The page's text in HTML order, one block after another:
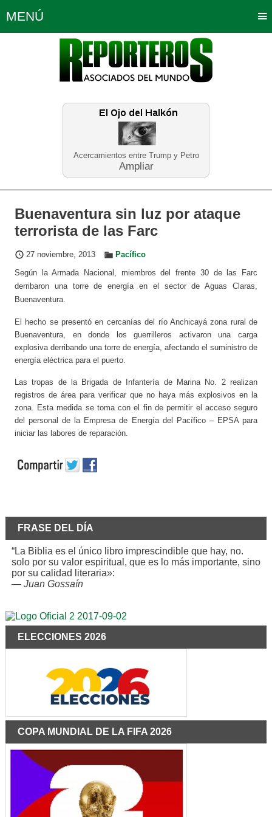
Acercamientos entre Trump y Petro
Ampliar
MENÚ
Política Opinión Bogotá
Planeta Tierra Deportes
Educación Neira
Buenaventura sin luz por ataque
terrorista de las Farc
27 noviembre, 2013 Pacífico
Según la Armada Nacional, miembros del frente 30 de las Farc
derribaron una torre de energía en el sector de Aguas Claras,
Buenaventura.
El hecho se presentó en cercanías del río Anchicayá zona rural de
Buenaventura, en donde los guerrilleros activaron una carga
explosiva derribando una torre de energía, afectando el suministro de
energía eléctrica para el puerto.
Las tropas de la Brigada de Infantería de Marina No. 2 realizan
registros de área para verificar que no haya más explosivos en la
zona. Esta medida se toma con el fin de permitir el acceso seguro
del personal de la Empresa de Energía del Pacífico – EPSA para
iniciar las labores de reparación.
FRASE DEL DÍA
“La Biblia es el único libro imprescindible que hay, no.
solo por su valor espiritual, que es lo más importante, sino
por su calidad literaria»:
— Juan Gossaín
ELECCIONES 2026
COPA MUNDIAL DE LA FIFA 2026